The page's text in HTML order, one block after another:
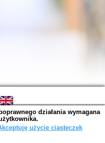
(2026-07-24)
0,0015 s.
działania wymagana
użycie ciasteczek